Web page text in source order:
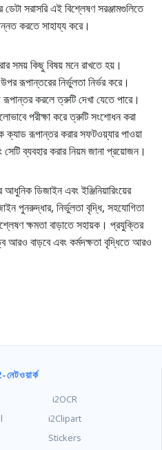
সরাসরি এই বিশ্লেষণ সরঞ্জামগুলিতে
করতে সাহায্য করে।
সময় কিছু বিষয় মনে রাখতে হয়।
রূপান্তরের নির্ভুলতা নির্ভর করে।
করলে ত্রুটি দেখা যেতে পারে।
পরীক্ষা করে ত্রুটি সংশোধন করা
রূপান্তর করার সফটওয়্যার পাওয়া
ব্যবহার করার নিয়ম জানা প্রয়োজন।
ডিজাইন এবং ইঞ্জিনিয়ারিংয়ের
পুনরুদ্ধার, নির্ভুলতা বৃদ্ধি, সহযোগিতা
ক্ষমতা বাড়াতে সহায়ক। প্রযুক্তির
আরও বাড়বে এবং কর্মদক্ষতা বৃদ্ধিতে আরও
-নেটওয়ার্ক
i2OCR
i2Clipart
Stickers